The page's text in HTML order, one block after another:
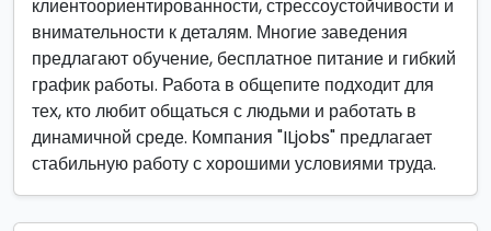
клиентоориентированности, стрессоустойчивости и
внимательности к деталям. Многие заведения
предлагают обучение, бесплатное питание и гибкий
график работы. Работа в общепите подходит для
тех, кто любит общаться с людьми и работать в
динамичной среде. Компания "ILjobs" предлагает
стабильную работу с хорошими условиями труда.